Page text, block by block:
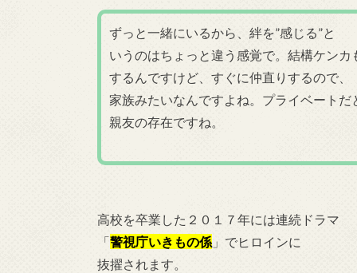
ずっと一緒にいるから、絆を”感じる”と
いうのはちょっと違う感覚で。結構ケンカ
するんですけど、すぐに仲直りするので、
家族みたいなんですよね。プライベートだ
親友の存在ですね。
高校を卒業した２０１７年には連続ドラマ
「警視庁いきもの係 」でヒロインに
抜擢されます。